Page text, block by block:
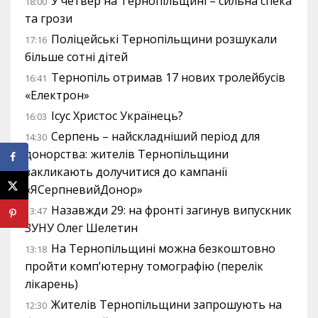
та грози
17:16 Поліцейські Тернопільщини розшукали
більше сотні дітей
16:41 Тернопіль отримав 17 нових тролейбусів
«Електрон»
16:03 Ісус Христос Українець?
14:30 Серпень – найскладніший період для
донорства: жителів Тернопільщини
закликають долучитися до кампанії
«ЯСерпневийДонор»
13:47 Назавжди 29: на фронті загинув випускник
ЗУНУ Олег Шелетин
13:18 На Тернопільщині можна безкоштовно
пройти комп’ютерну томографію (перелік
лікарень)
12:30 Жителів Тернопільщини запрошують на